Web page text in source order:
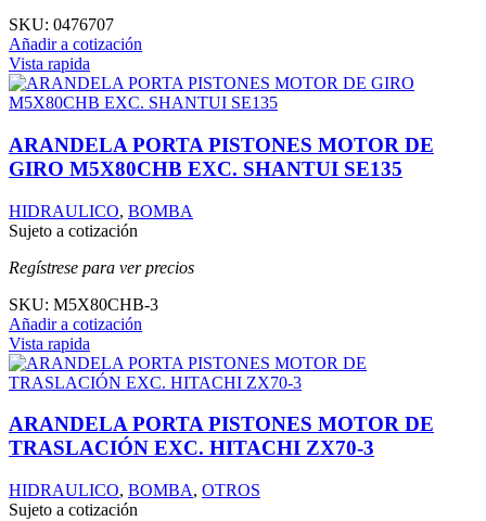
SKU: 0476707
Añadir a cotización
Vista rapida
ARANDELA PORTA PISTONES MOTOR DE
GIRO M5X80CHB EXC. SHANTUI SE135
HIDRAULICO, BOMBA
Sujeto a cotización
Regístrese para ver precios
SKU: M5X80CHB-3
Añadir a cotización
Vista rapida
ARANDELA PORTA PISTONES MOTOR DE
TRASLACIÓN EXC. HITACHI ZX70-3
HIDRAULICO, BOMBA, OTROS
Sujeto a cotización